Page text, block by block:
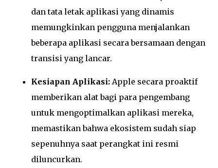
dan tata letak aplikasi yang dinamis
memungkinkan pengguna menjalankan
beberapa aplikasi secara bersamaan dengan
transisi yang lancar.
Kesiapan Aplikasi: Apple secara proaktif
memberikan alat bagi para pengembang
untuk mengoptimalkan aplikasi mereka,
memastikan bahwa ekosistem sudah siap
sepenuhnya saat perangkat ini resmi
diluncurkan.